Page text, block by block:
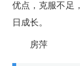
优点，克服不足
日成长。
房萍